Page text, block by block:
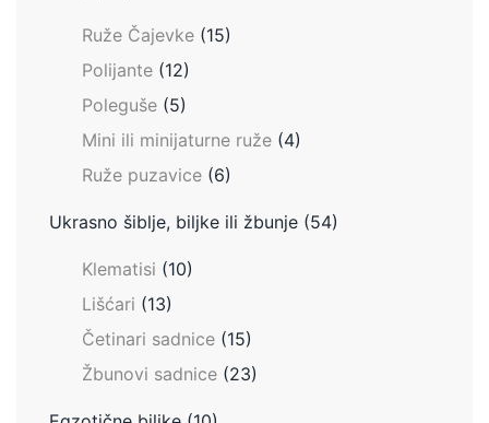
Ruže Čajevke (15)
Polijante (12)
Poleguše (5)
Mini ili minijaturne ruže (4)
Ruže puzavice (6)
Ukrasno šiblje, biljke ili žbunje (54)
Klematisi (10)
Lišćari (13)
Četinari sadnice (15)
Žbunovi sadnice (23)